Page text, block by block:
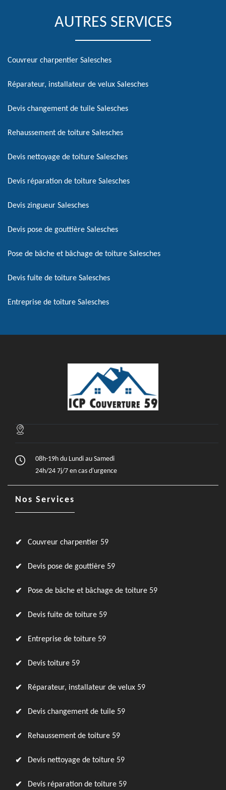
AUTRES SERVICES
Couvreur charpentier Salesches
Réparateur, installateur de velux Salesches
Devis changement de tuile Salesches
Rehaussement de toiture Salesches
Devis nettoyage de toiture Salesches
Devis réparation de toiture Salesches
Devis zingueur Salesches
Devis pose de gouttière Salesches
Pose de bâche et bâchage de toiture Salesches
Devis fuite de toiture Salesches
Entreprise de toiture Salesches
08h-19h du Lundi au Samedi
24h/24 7j/7 en cas d'urgence
Nos Services
Couvreur charpentier 59
Devis pose de gouttière 59
Pose de bâche et bâchage de toiture 59
Devis fuite de toiture 59
Entreprise de toiture 59
Devis toiture 59
Réparateur, installateur de velux 59
Devis changement de tuile 59
Rehaussement de toiture 59
Devis nettoyage de toiture 59
Devis réparation de toiture 59